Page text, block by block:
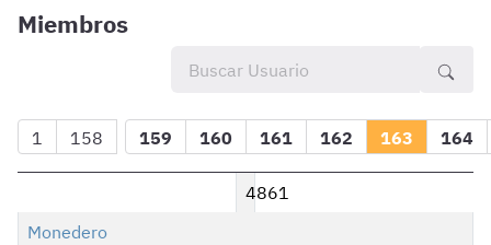
Miembros
1 158 159 160 161 162 163 164
4861
Monedero